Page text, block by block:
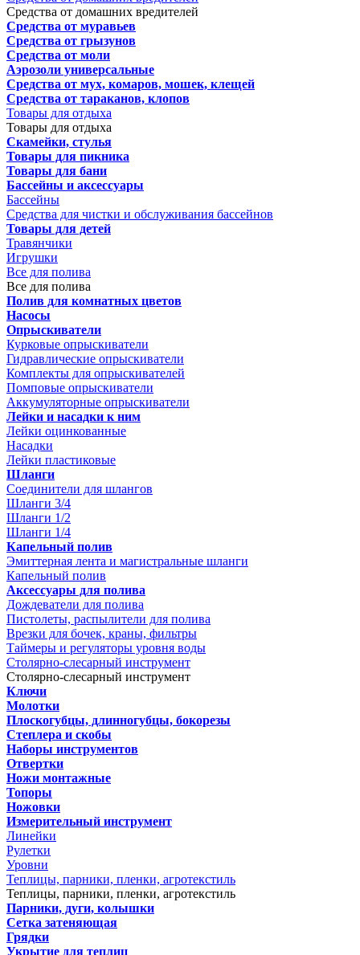
Средства от домашних вредителей
Средства от муравьев
Средства от грызунов
Средства от моли
Аэрозоли универсальные
Средства от мух, комаров, мошек, клещей
Средства от тараканов, клопов
Товары для отдыха
Товары для отдыха
Скамейки, стулья
Товары для пикника
Товары для бани
Бассейны и аксессуары
Бассейны
Средства для чистки и обслуживания бассейнов
Товары для детей
Травянчики
Игрушки
Все для полива
Все для полива
Полив для комнатных цветов
Насосы
Опрыскиватели
Курковые опрыскиватели
Гидравлические опрыскиватели
Комплекты для опрыскивателей
Помповые опрыскиватели
Аккумуляторные опрыскиватели
Лейки и насадки к ним
Лейки оцинкованные
Насадки
Лейки пластиковые
Шланги
Соединители для шлангов
Шланги 3/4
Шланги 1/2
Шланги 1/4
Капельный полив
Эмиттерная лента и магистральные шланги
Капельный полив
Аксессуары для полива
Дождеватели для полива
Пистолеты, распылители для полива
Врезки для бочек, краны, фильтры
Таймеры и регуляторы уровня воды
Столярно-слесарный инструмент
Столярно-слесарный инструмент
Ключи
Молотки
Плоскогубцы, длинногубцы, бокорезы
Степлера и скобы
Наборы инструментов
Отвертки
Ножи монтажные
Топоры
Ножовки
Измерительный инструмент
Линейки
Рулетки
Уровни
Теплицы, парники, пленки, агротекстиль
Теплицы, парники, пленки, агротекстиль
Парники, дуги, колышки
Сетка затеняющая
Грядки
Укрытие для теплиц